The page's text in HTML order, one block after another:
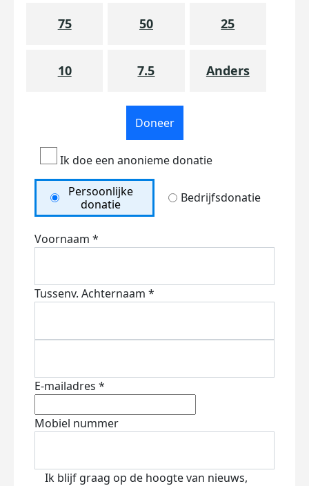
75 50 25
10 7.5 Anders
Doneer
Ik doe een anonieme donatie
Persoonlijke
donatie
Bedrijfsdonatie
Voornaam *
Tussenv. Achternaam *
E-mailadres *
Mobiel nummer
Ik blijf graag op de hoogte van nieuws,